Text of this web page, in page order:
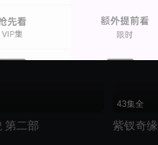
第二部
43集全
紫钗奇缘